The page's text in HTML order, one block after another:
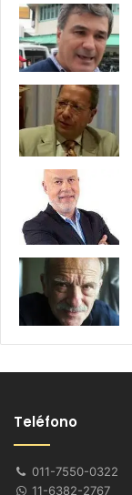
Teléfono
011-7550-0322
11-6382-2767